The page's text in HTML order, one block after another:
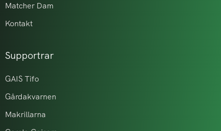
Matcher Dam
Kontakt
Supportrar
GAIS Tifo
Gårdakvarnen
Makrillarna